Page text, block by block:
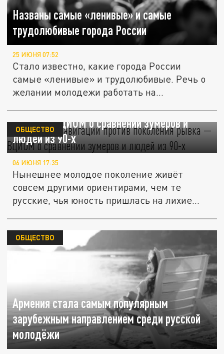
Названы самые «ленивые» и самые
трудолюбивые города России
25 ИЮНЯ 07:52
Стало известно, какие города России
самые «ленивые» и трудолюбивые. Речь о
желании молодежи работать на...
Поколение навигации против поколения
рывка — ВЦИОМ о сравнении зумеров и
людей из 90-х
ОБЩЕСТВО
06 ИЮНЯ 17:35
Нынешнее молодое поколение живёт
совсем другими ориентирами, чем те
русские, чья юность пришлась на лихие...
Армения стала самым популярным
зарубежным направлением среди русской
молодёжи
ОБЩЕСТВО